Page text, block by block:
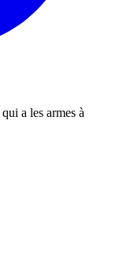
qui a les armes à